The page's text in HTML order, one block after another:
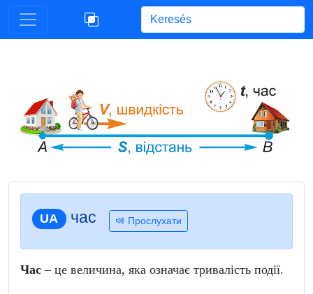
Begin typing for results.
UA час Прослухати
Час – це величина, яка означає тривалість події.